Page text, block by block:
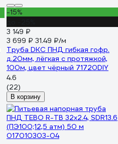
-15%
3 149 ₽
3 699 ₽ 31.49 ₽/м
Труба DKC ПНД гибкая гофр.
д.20мм, лёгкая с протяжкой,
100м, цвет чёрный 71720DIY
4.6
(22)
В корзину